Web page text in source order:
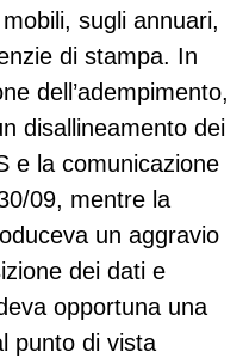
sugli annuari,
di stampa. In
dell’adempimento,
disallineamento dei
e la comunicazione
09, mentre la
un aggravio
dei dati e
opportuna una
punto di vista